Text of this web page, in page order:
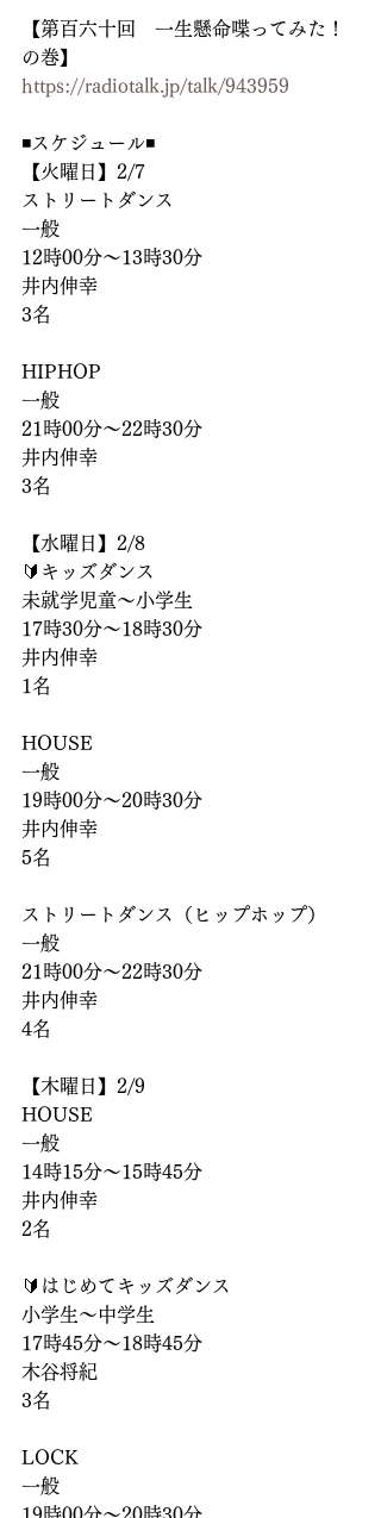
【第百六十回　一生懸命喋ってみた！
の巻】
https://radiotalk.jp/talk/943959
◾️スケジュール◾️
【火曜日】2/7
ストリートダンス
一般
12時00分〜13時30分
井内伸幸
3名
HIPHOP
一般
21時00分〜22時30分
井内伸幸
3名
【水曜日】2/8
🔰キッズダンス
未就学児童～小学生
17時30分〜18時30分
井内伸幸
1名
HOUSE
一般
19時00分〜20時30分
井内伸幸
5名
ストリートダンス（ヒップホップ）
一般
21時00分〜22時30分
井内伸幸
4名
【木曜日】2/9
HOUSE
一般
14時15分〜15時45分
井内伸幸
2名
🔰はじめてキッズダンス
小学生〜中学生
17時45分〜18時45分
木谷将紀
3名
LOCK
一般